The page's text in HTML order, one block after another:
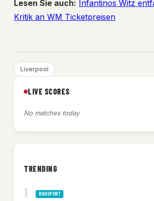
Lesen Sie auch: Infantinos Witz
Kritik an WM Ticketpreisen
Liverpool
LIVE SCORES
No matches today
TRENDING
RADSPORT